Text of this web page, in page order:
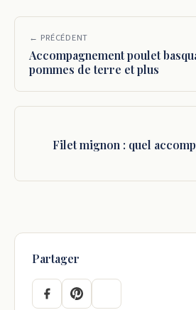
← PRÉCÉDENT
Accompagnement poulet
pommes de terre et plus
Filet mignon : quel
Partager